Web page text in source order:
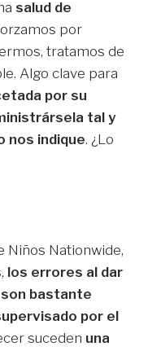
salud de
por
tratamos de
Algo clave para
por su
tal y
nos indique. ¿Lo
Niños Nationwide,
los errores al dar
bastante
por el
suceden una